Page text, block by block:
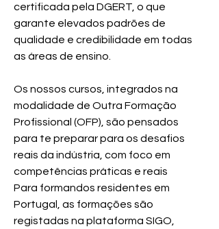
certificada pela DGERT, o que
garante elevados padrões de
qualidade e credibilidade em todas
as áreas de ensino.
Os nossos cursos, integrados na
modalidade de Outra Formação
Profissional (OFP), são pensados
para te preparar para os desafios
reais da indústria, com foco em
competências práticas e reais
Para formandos residentes em
Portugal, as formações são
registadas na plataforma SIGO,